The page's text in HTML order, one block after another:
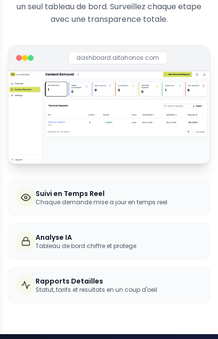
un seul tableau de bord. Surveillez chaque etape
avec une transparence totale.
dashboard.altahonos.com
Suivi en Temps Reel
Chaque demande mise a jour en temps reel
Analyse IA
Tableau de bord chiffre et protege
Rapports Detailles
Statut, tarifs et resultats en un coup d'oeil